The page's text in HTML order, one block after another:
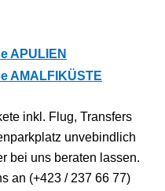
APULIEN
AMALFIKÜSTE
inkl. Flug, Transfers
unvebindlich
bei uns beraten lassen.
an (+423 / 237 66 77)